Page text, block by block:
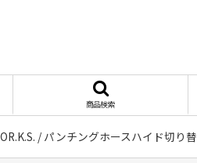
商品検索
/ パンチングホースハイド切